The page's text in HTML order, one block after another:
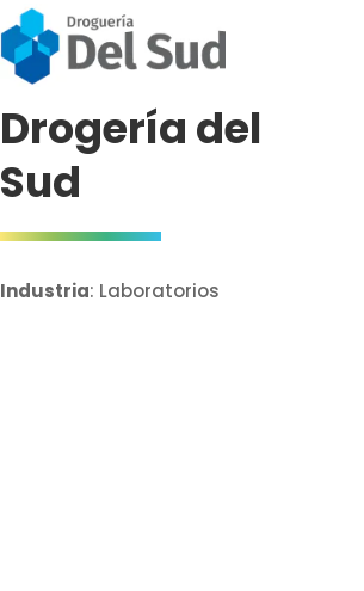
Drogería del
Sud
Industria: Laboratorios